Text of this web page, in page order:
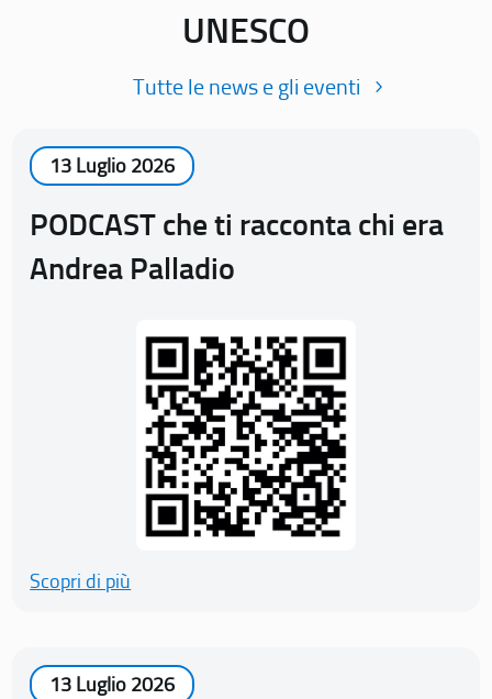
UNESCO
Tutte le news e gli eventi
13 Luglio 2026
PODCAST che ti racconta chi era
Andrea Palladio
Scopri di più
13 Luglio 2026